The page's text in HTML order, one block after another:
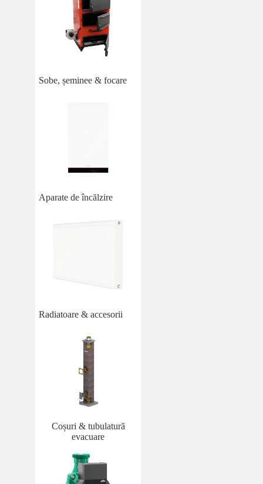
Sobe, șeminee & focare
Aparate de încălzire
Radiatoare & accesorii
Coșuri & tubulatură
evacuare